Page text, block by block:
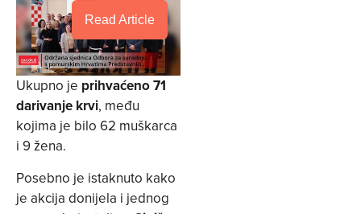
Read Article
Ukupno je prihvaćeno 71
darivanje krvi, među
kojima je bilo 62 muškarca
i 9 žena.
Posebno je istaknuto kako
je akcija donijela i jednog